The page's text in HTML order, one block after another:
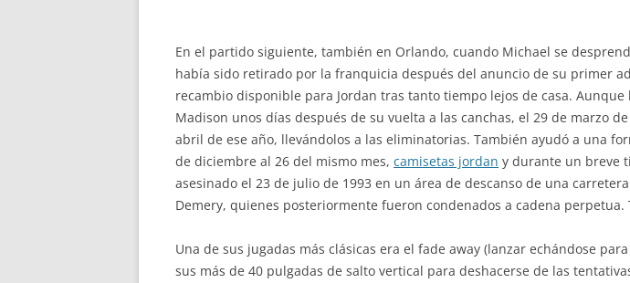
En el partido siguiente, también en Orlando, cuando Michael se
había sido retirado por la franquicia después del anuncio de su primer
recambio disponible para Jordan tras tanto tiempo lejos de casa.
Madison unos días después de su vuelta a las canchas, el 29 de marzo
abril de ese año, llevándolos a las eliminatorias. También ayudó a una
de diciembre al 26 del mismo mes, camisetas jordan y durante un breve
asesinado el 23 de julio de 1993 en un área de descanso de una
Demery, quienes posteriormente fueron condenados a cadena
Una de sus jugadas más clásicas era el fade away (lanzar echándose
sus más de 40 pulgadas de salto vertical para deshacerse de las